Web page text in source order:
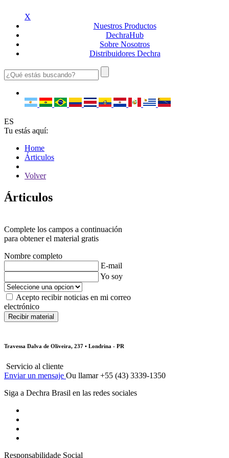
X
Nuestros Productos
DechraHub
Sobre Nosotros
Distribuidores Dechra
ES
Tu estás aquí:
Home
Árticulos
Volver
Árticulos
Complete los campos a continuación
para obtener el material gratis
Nombre completo
E-mail
Yo soy
Acepto recibir noticias en mi correo
electrónico
Travessa Dalva de Oliveira, 237 • Londrina - PR
Servicio al cliente
Enviar un mensaje Ou llamar +55 (43) 3339-1350
Siga a Dechra Brasil en las redes sociales
Responsabilidade Social